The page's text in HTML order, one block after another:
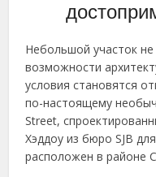
Небольшой участок не
возможности
условия становятся
по-настоящему
Street,
Хэддоу из бюро SJB
расположен в районе